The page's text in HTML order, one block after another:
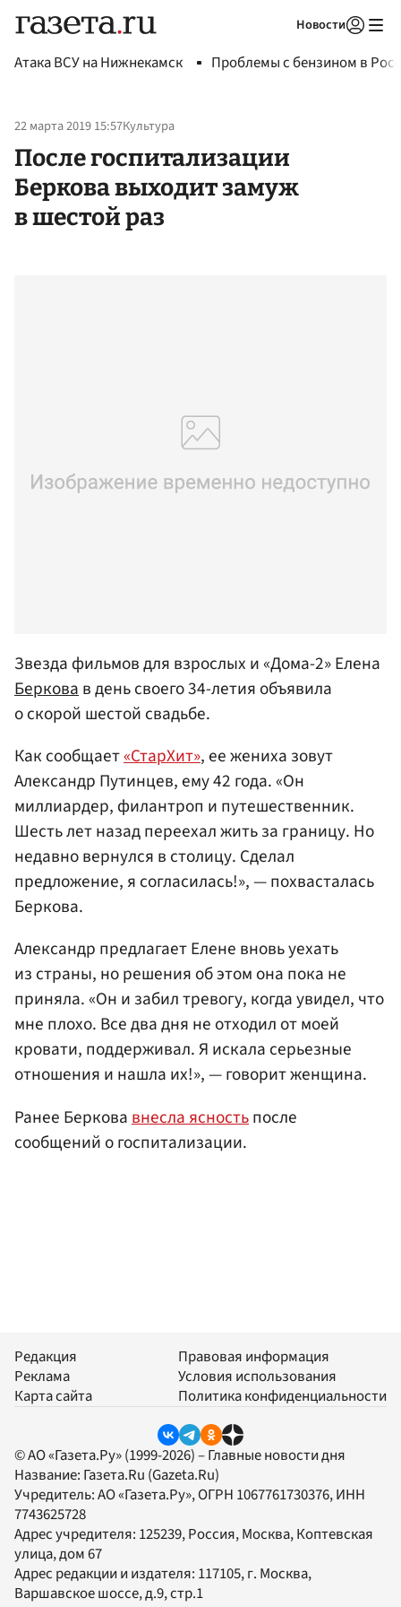
Новости
Атака ВСУ на Нижнекамск Проблемы с бензином в
22 марта 2019 15:57Культура
После госпитализации
Беркова выходит замуж
в шестой раз
Звезда фильмов для взрослых и «Дома-2» Елена
Берковав день своего 34-летия объявила
о скорой шестой свадьбе.
Как сообщает«СтарХит», ее жениха зовут
Александр Путинцев, ему 42 года. «Он
миллиардер, филантроп и путешественник.
Шесть лет назад переехал жить за границу. Но
недавно вернулся в столицу. Сделал
предложение, я согласилась!», — похвасталась
Беркова.
Александр предлагает Елене вновь уехать
из страны, но решения об этом она пока не
приняла. «Он и забил тревогу, когда увидел, что
мне плохо. Все два дня не отходил от моей
кровати, поддерживал. Я искала серьезные
отношения и нашла их!», — говорит женщина.
Ранее Беркова внесла ясностьпосле
сообщений о госпитализации.
Редакция
Реклама
Карта сайта
Правовая информация
Условия использования
Политика конфиденциальности
© АО «Газета.Ру» (1999-2026) – Главные новости дня
Название: Газета.Ru (Gazeta.Ru)
Учредитель:АО «Газета.Ру», ОГРН 1067761730376, ИНН
7743625728
Адрес учредителя: 125239, Россия, Москва, Коптевская
улица, дом 67
Адрес редакции и издателя: 117105, г. Москва,
Варшавское шоссе, д.9, стр.1